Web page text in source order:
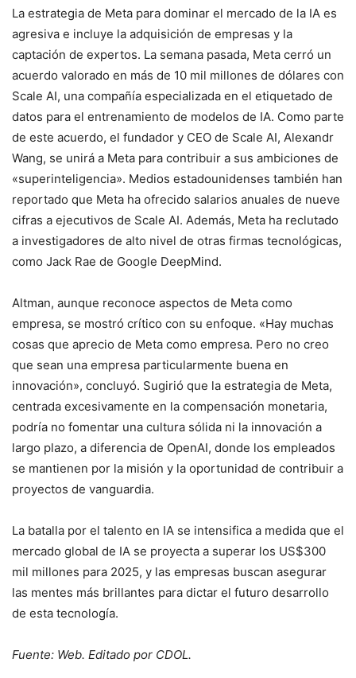
La estrategia de Meta para dominar el mercado de la IA es
agresiva e incluye la adquisición de empresas y la
captación de expertos. La semana pasada, Meta cerró un
acuerdo valorado en más de 10 mil millones de dólares con
Scale AI, una compañía especializada en el etiquetado de
datos para el entrenamiento de modelos de IA. Como parte
de este acuerdo, el fundador y CEO de Scale AI, Alexandr
Wang, se unirá a Meta para contribuir a sus ambiciones de
«superinteligencia». Medios estadounidenses también han
reportado que Meta ha ofrecido salarios anuales de nueve
cifras a ejecutivos de Scale AI. Además, Meta ha reclutado
a investigadores de alto nivel de otras firmas tecnológicas,
como Jack Rae de Google DeepMind.
Altman, aunque reconoce aspectos de Meta como
empresa, se mostró crítico con su enfoque. «Hay muchas
cosas que aprecio de Meta como empresa. Pero no creo
que sean una empresa particularmente buena en
innovación», concluyó. Sugirió que la estrategia de Meta,
centrada excesivamente en la compensación monetaria,
podría no fomentar una cultura sólida ni la innovación a
largo plazo, a diferencia de OpenAI, donde los empleados
se mantienen por la misión y la oportunidad de contribuir a
proyectos de vanguardia.
La batalla por el talento en IA se intensifica a medida que el
mercado global de IA se proyecta a superar los US$300
mil millones para 2025, y las empresas buscan asegurar
las mentes más brillantes para dictar el futuro desarrollo
de esta tecnología.
Fuente: Web. Editado por CDOL.